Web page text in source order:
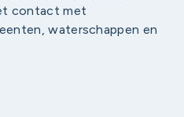
contact met
waterschappen en